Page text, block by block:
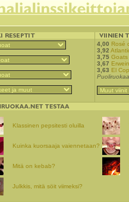
4,00 Rosé
3,92
3,75 Goats
3,67
3,63 El
Klassinen pepsitesti oluilla
Kuinka kuorsaaja vaiennetaan?
Mitä on kebab?
Julkkis, mitä söit viimeksi?